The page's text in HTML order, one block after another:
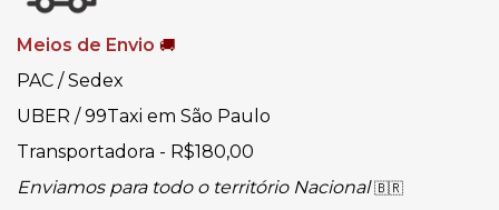
Meios de Envio 🚚
PAC / Sedex
UBER / 99Taxi em São Paulo
Transportadora - R$180,00
Enviamos para todo o território Nacional🇧🇷